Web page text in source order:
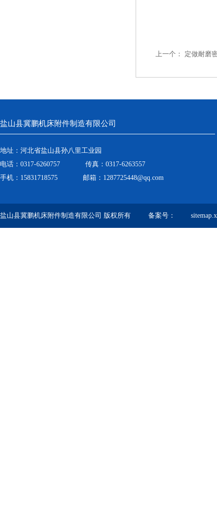
上一个： 定做耐磨
盐山县冀鹏机床附件制造有限公司
地址：河北省盐山县孙八里工业园
电话：0317-6260757 传真：0317-6263557
手机：15831718575 邮箱：1287725448@qq.com
盐山县冀鹏机床附件制造有限公司 版权所有 备案号：